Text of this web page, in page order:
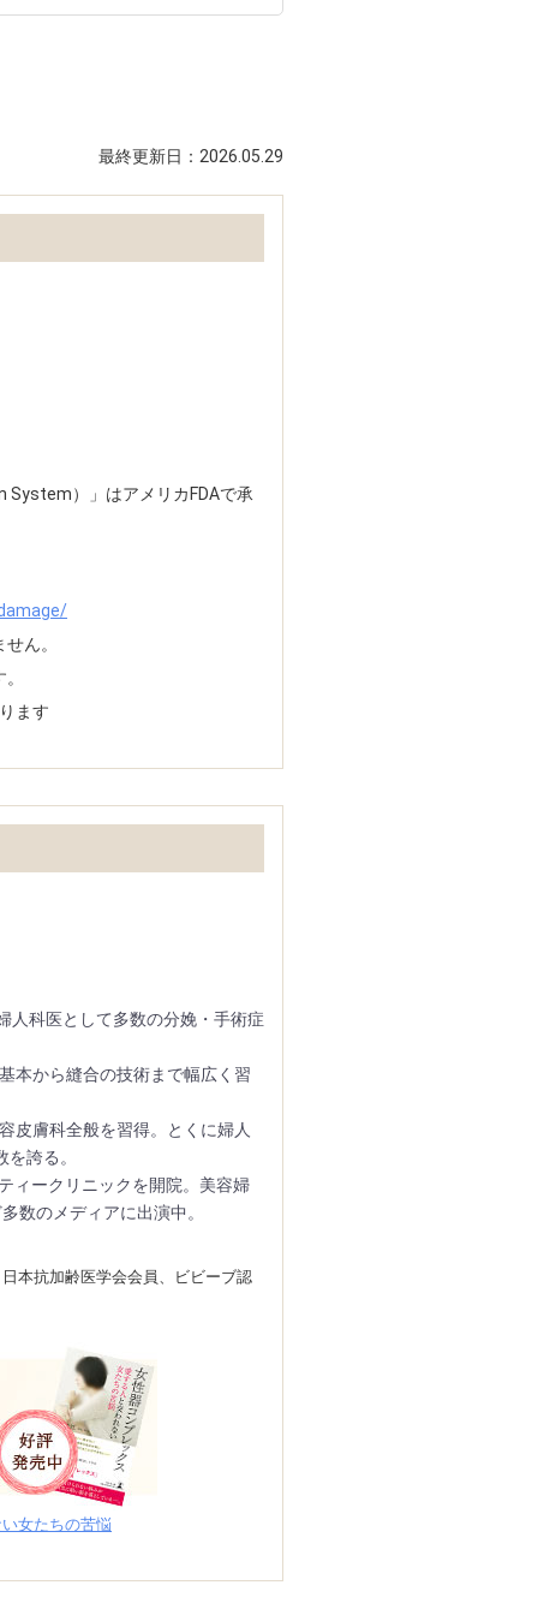
最終更新日： 2026.05.29
System）」はアメリカFDAで承
ん。
ます
科医として多数の分娩・手術症
本から縫合の技術まで幅広く習
皮膚科全般を習得。とくに婦人
誇る。
ィークリニックを開院。美容婦
数のメディアに出演中。
本抗加齢医学会会員、ビビーブ認
女たちの苦悩